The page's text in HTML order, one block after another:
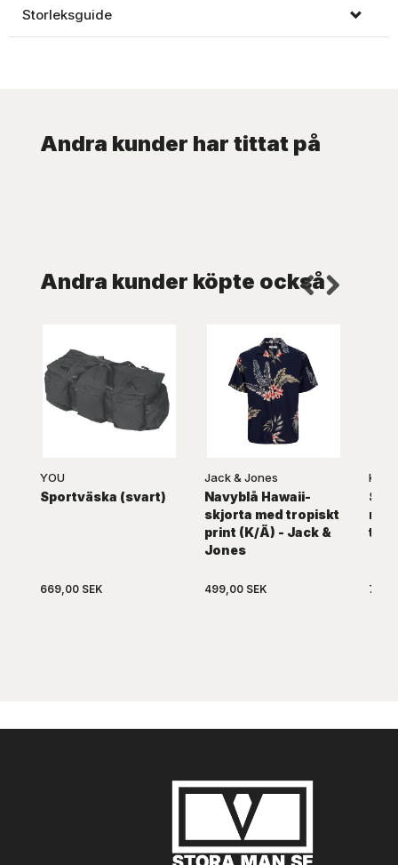
Storleksguide
Andra kunder har tittat på
Andra kunder köpte också
YOU
Sportväska (svart)
669,00 SEK
Jack & Jones
Navyblå Hawaii-
skjorta med tropiskt
print (K/Ä) - Jack &
Jones
499,00 SEK